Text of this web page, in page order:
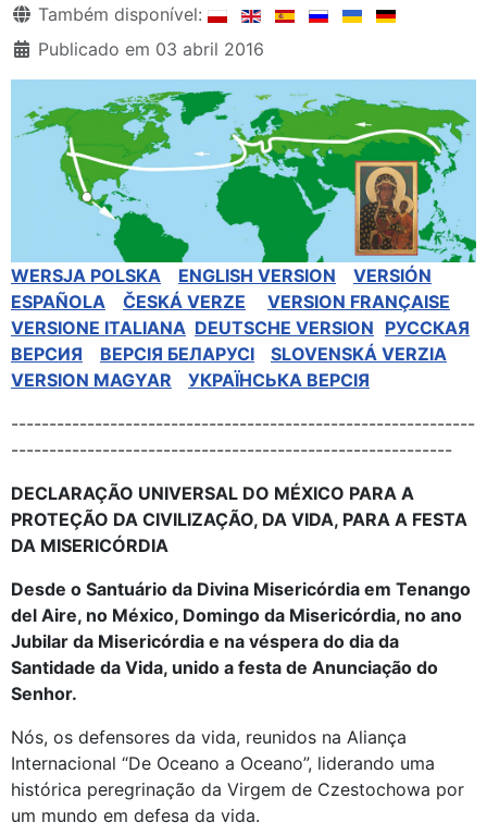
Detalhes
Também disponível:
Publicado em 03 abril 2016
WERSJA POLSKA ENGLISH VERSION
VERSIÓN
ESPAÑOLA
ČESKÁ VERZE
VERSION FRANÇAISE
VERSIONE ITALIANA DEUTSCHE VERSION РУССКАЯ
BЕРСИЯ
BEPCIЯ БЕЛАРУСІ
SLOVENSKÁ VERZIA
VERSION MAGYAR
УКРАЇНСЬКА ВЕРСІЯ
-------------------------------------------------------------
----------------------------------------------------------
DECLARAÇÃO UNIVERSAL DO MÉXICO PARA A
PROTEÇÃO DA CIVILIZAÇÃO, DA VIDA, PARA A FESTA
DA MISERICÓRDIA
Desde o Santuário da Divina Misericórdia em Tenango
del Aire, no México, Domingo da Misericórdia, no ano
Jubilar da Misericórdia e na véspera do dia da
Santidade da Vida, unido a festa de Anunciação do
Senhor.
Nós, os defensores da vida, reunidos na Aliança
Internacional “De Oceano a Oceano”, liderando uma
histórica peregrinação da Virgem de Czestochowa por
um mundo em defesa da vida.